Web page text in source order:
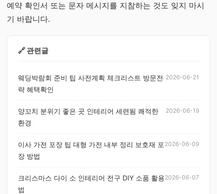
예약 확인서 또는 문자 메시지를 지참하는 것도 잊지 마시
기 바랍니다.
🔗 관련글
웨딩박람회 준비 팁 사전계획 체크리스트 방문전
략 혜택확인
2026-06-21
양꼬치 분위기 좋은 곳 인테리어 세련됨 쾌적한
환경
2026-06-19
이사 가전 포장 팁 대형 가전 내부 정리 보호재 포
장 방법
2026-06-09
크리스마스 다이 소 인테리어 전구 DIY 소품 활용
법
2026-06-07